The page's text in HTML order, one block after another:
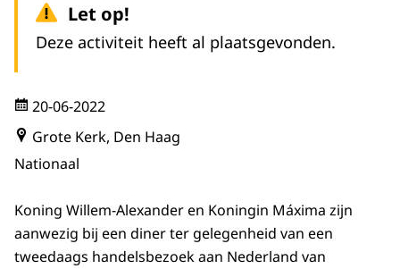
Let op!
Deze activiteit heeft al plaatsgevonden.
20-06-2022
Grote Kerk, Den Haag
Nationaal
Koning Willem-Alexander en Koningin Máxima zijn
aanwezig bij een diner ter gelegenheid van een
tweedaags handelsbezoek aan Nederland van